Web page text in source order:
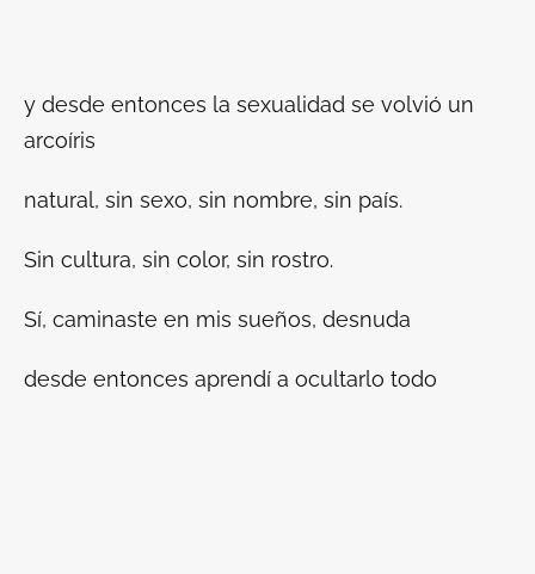
y desde entonces la sexualidad se volvió un
arcoíris
natural, sin sexo, sin nombre, sin país.
Sin cultura, sin color, sin rostro.
Sí, caminaste en mis sueños, desnuda
desde entonces aprendí a ocultarlo todo